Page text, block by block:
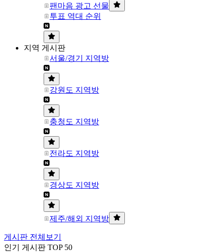
팬마음 광고 선물
투표 역대 순위
지역 게시판
서울/경기 지역방
강원도 지역방
충청도 지역방
전라도 지역방
경상도 지역방
제주/해외 지역방
게시판 전체보기
인기 게시판 TOP 50